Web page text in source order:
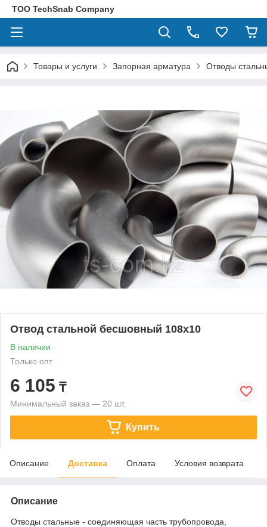
ТОО TechSnab Company
Товары и услуги Запорная арматура Отводы
Отвод стальной бесшовный 108х10
В наличии
Только опт
6 105 ₸
Минимальный заказ — 20 шт.
Купить
Описание Доставка Оплата Условия возврата
Описание
Отводы стальные - соединяющая часть трубопровода,